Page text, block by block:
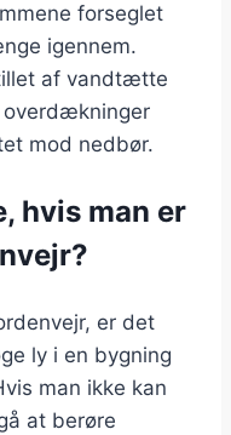
forseglet
igennem.
af vandtætte
overdækninger
mod nedbør.
hvis man er
er det
ly i en bygning
man ikke kan
at berøre